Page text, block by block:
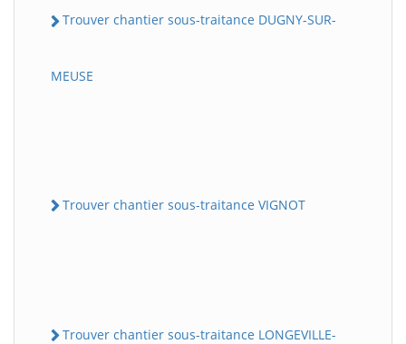
Trouver chantier sous-traitance DUGNY-SUR-
MEUSE
Trouver chantier sous-traitance VIGNOT
Trouver chantier sous-traitance LONGEVILLE-